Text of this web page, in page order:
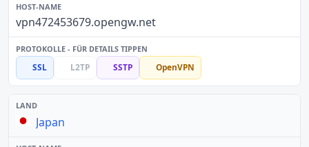
vpn472453679.opengw.net
SSL L2TP SSTP OpenVPN
Japan